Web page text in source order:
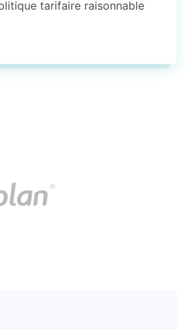
tarifaire raisonnable